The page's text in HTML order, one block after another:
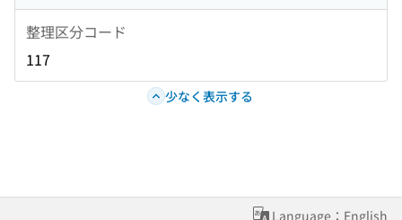
整理区分コード
117
少なく表示する
Language：English